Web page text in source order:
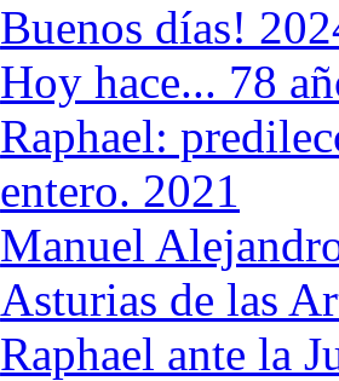
Buenos días!
Hoy hace... 78
Raphael:
entero. 2021
Manuel
Asturias de las
Raphael ante la